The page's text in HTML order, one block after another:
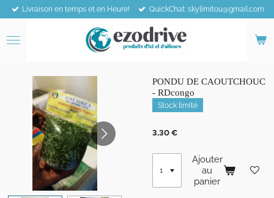
Passer
principal
Livraison en temps et en Heure! QuickChat: skylimitou@gmail.com
PONDU DE CAOUTCHOUC
- RDcongo
Stock limité
3,30 €
Ajouter
au
panier